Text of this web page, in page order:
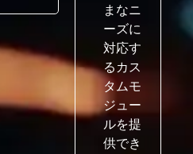
まなニ
ーズに
対応す
るカス
タムモ
ジュー
ルを提
供でき